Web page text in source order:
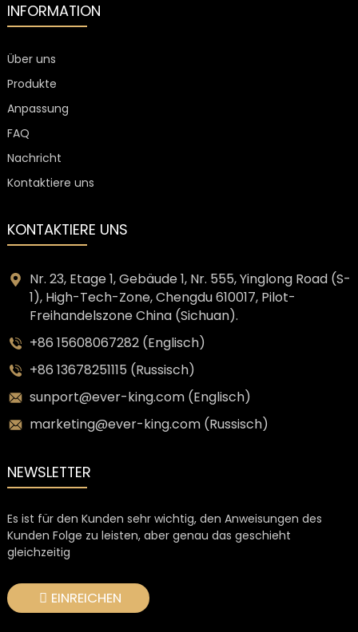
INFORMATION
Über uns
Produkte
Anpassung
FAQ
Nachricht
Kontaktiere uns
KONTAKTIERE UNS
Nr. 23, Etage 1, Gebäude 1, Nr. 555, Yinglong Road (S-
1), High-Tech-Zone, Chengdu 610017, Pilot-
Freihandelszone China (Sichuan).
+86 15608067282 (Englisch)
+86 13678251115 (Russisch)
sunport@ever-king.com (Englisch)
marketing@ever-king.com (Russisch)
NEWSLETTER
Es ist für den Kunden sehr wichtig, den Anweisungen des
Kunden Folge zu leisten, aber genau das geschieht
gleichzeitig
EINREICHEN